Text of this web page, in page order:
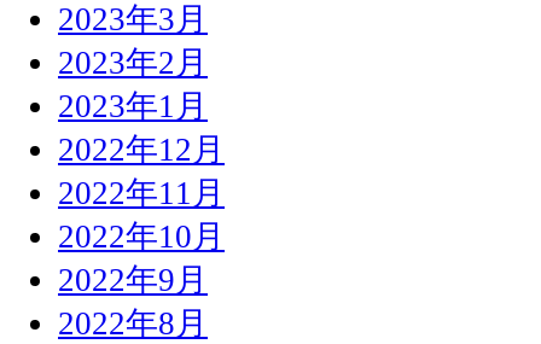
2023年3月
2023年2月
2023年1月
2022年12月
2022年11月
2022年10月
2022年9月
2022年8月